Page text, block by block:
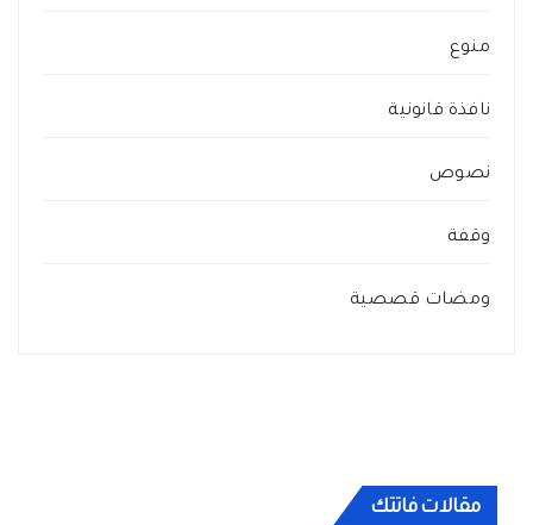
منوع
نافذة قانونية
نصوص
وقفة
ومضات قصصية
مقالات فاتتك